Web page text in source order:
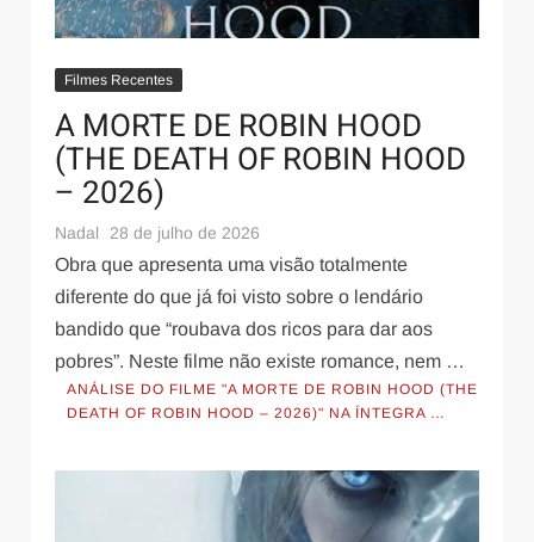
Filmes Recentes
A MORTE DE ROBIN HOOD
(THE DEATH OF ROBIN HOOD
– 2026)
Nadal 28 de julho de 2026
Obra que apresenta uma visão totalmente
diferente do que já foi visto sobre o lendário
bandido que “roubava dos ricos para dar aos
pobres”. Neste filme não existe romance, nem …
ANÁLISE DO FILME "A MORTE DE ROBIN HOOD (THE
DEATH OF ROBIN HOOD – 2026)" NA ÍNTEGRA …